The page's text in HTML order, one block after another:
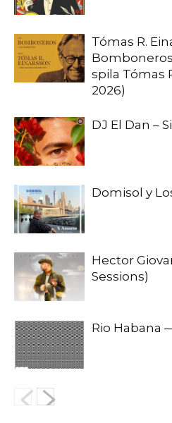
Tómas R.
spila Tómas
2026)
DJ El Dan –
Domisol y
Hector
Sessions)
Rio Habana